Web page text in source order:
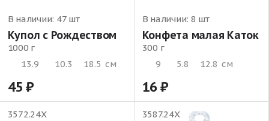
В наличии: 47 шт
Купол с Рождеством
1000 г
13.9
10.3 18.5 см
45
В наличии: 8 шт
Конфета малая Каток
300 г
9
5.8 12.8 см
16
3572.24Х 3587.24Х